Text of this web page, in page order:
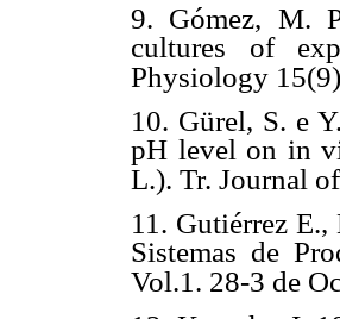
9. Gómez, M.
cultures of
Physiology
10. Gürel, S. e
pH level on in
L.). Tr. Journal
11. Gutiérrez
Sistemas de
Vol.1. 28-3 de